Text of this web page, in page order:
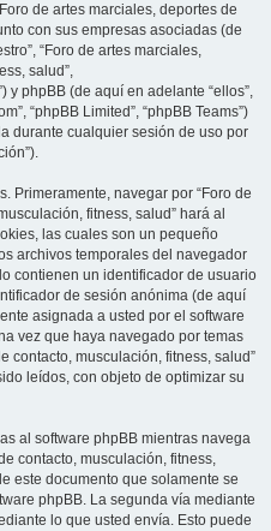
de artes marciales, deportes de
con sus empresas asociadas (de
“Foro de artes marciales,
salud”,
y phpBB (de aquí en adelante “ellos”,
“phpBB Limited”, “phpBB Teams”)
durante cualquier sesión de uso por
Primeramente, navegar por “Foro de
fitness, salud” hará al
las cuales son un pequeño
archivos temporales del navegador
contienen un identificador de usuario
de sesión anónima (de aquí
asignada a usted por el software
vez que haya navegado por temas
contacto, musculación, fitness, salud”
leídos, con objeto de optimizar su
al software phpBB mientras navega
contacto, musculación, fitness,
este documento que solamente se
phpBB. La segunda vía mediante
lo que usted envía. Esto puede